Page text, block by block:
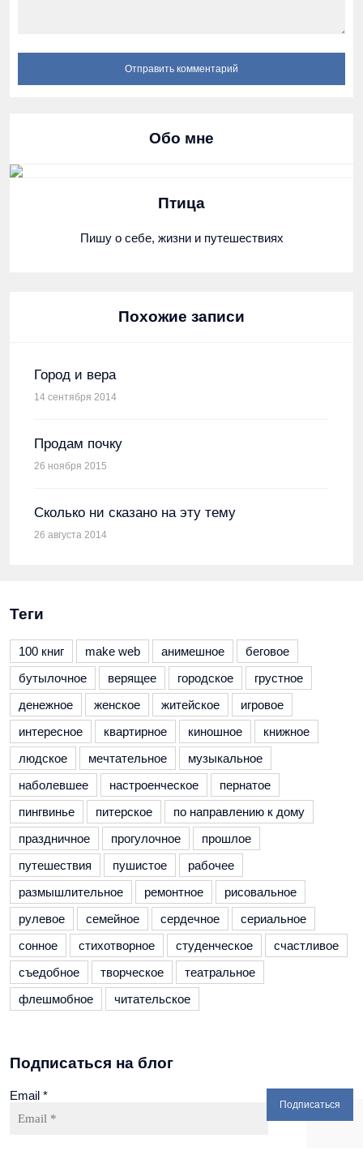
Обо мне
Птица
Пишу о себе, жизни и путешествиях
Похожие записи
Город и вера
14 сентября 2014
Продам почку
26 ноября 2015
Сколько ни сказано на эту тему
26 августа 2014
Теги
100 книг make web анимешное
беговое
бутылочное
верящее городское
грустное
денежное
женское житейское
игровое
интересное
квартирное киношное
книжное
людское
мечтательное
музыкальное
наболевшее
настроенческое
пернатое
пингвинье
питерское
по направлению к дому
праздничное
прогулочное
прошлое
путешествия
пушистое
рабочее
размышлительное
ремонтное
рисовальное
рулевое
семейное сердечное
сериальное
сонное
стихотворное студенческое
счастливое
съедобное
творческое
театральное
флешмобное
читательское
Подписаться на блог
Email *